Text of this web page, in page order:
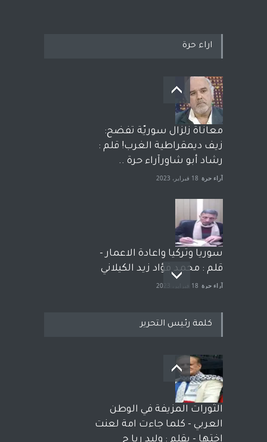
اراء حرة
معاناة زلزال سوريّة تفضح:
زيف ديمقراطية الغرب! قلم :
رشاد أبو شاورآراء حرة ..
آراء حرة 18 فبراير، 2023
سوريا وتركيا واعادة الاعمار -
قلم : محمد فؤاد زيد الكيلاني
آراء حرة 18 فبراير، 2023
بعد معارك قضائية طاحنة كتب
وترافع فيها بنفسه مرة اخرى..
الشيخ طارق يوسف يقهر
الحكومة الأمريكية ، فأعطوه
الجنسية عن يد وهم صاغرون،
آراء حرة مختارات 7 أبريل، 2023
كلمة رئيس التحرير
الثورات المزيفة في الوطن
العربي - كلما جاءت امة لعنت
اختها - بقلم : وليد ربا ح